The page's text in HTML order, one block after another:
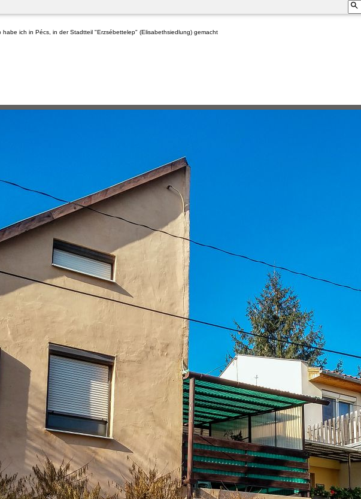
habe ich in Pécs, in der Stadtteil "Erzsébettelep" (Elisabethsiedlung) gemacht